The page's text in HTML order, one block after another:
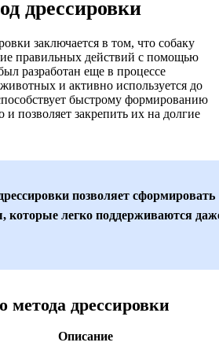
дрессировки
заключается в том, что собаку
правильных действий с помощью
разработан еще в процессе
и активно используется до
быстрому формированию
позволяет закрепить их на долгие
позволяет сформировать
которые легко поддерживаются
дрессировки
Описание